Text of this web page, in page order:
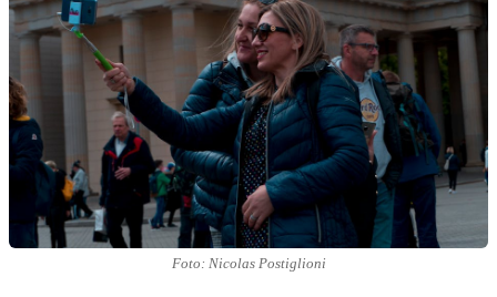
Foto: Nicolas Postiglioni